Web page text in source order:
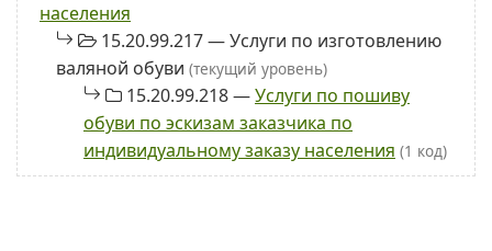
населения
15.20.99.217 — Услуги по изготовлению
валяной обуви (текущий уровень)
15.20.99.218 —Услуги по пошиву
обуви по эскизам заказчика по
индивидуальному заказу населения (1 код)